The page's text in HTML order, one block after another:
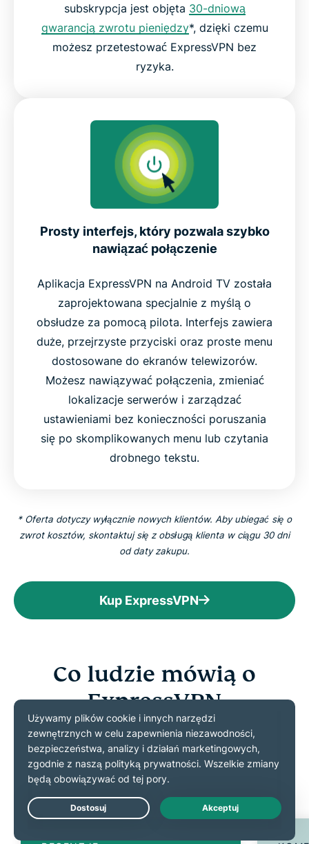
subskrypcja jest objęta 30-dniową
gwarancją zwrotu pieniędzy*, dzięki czemu
możesz przetestować ExpressVPN bez
ryzyka.
Prosty interfejs, który pozwala szybko
nawiązać połączenie
Aplikacja ExpressVPN na Android TV została
zaprojektowana specjalnie z myślą o
obsłudze za pomocą pilota. Interfejs zawiera
duże, przejrzyste przyciski oraz proste menu
dostosowane do ekranów telewizorów.
Możesz nawiązywać połączenia, zmieniać
lokalizacje serwerów i zarządzać
ustawieniami bez konieczności poruszania
się po skomplikowanych menu lub czytania
drobnego tekstu.
* Oferta dotyczy wyłącznie nowych klientów. Aby ubiegać się o
zwrot kosztów, skontaktuj się z obsługą klienta w ciągu 30 dni
od daty zakupu.
Kup ExpressVPN
Co ludzie mówią o
ExpressVPN
Dowiedz się, dlaczego zadowoleni klienci polecają
ExpressVPN
Live Chat